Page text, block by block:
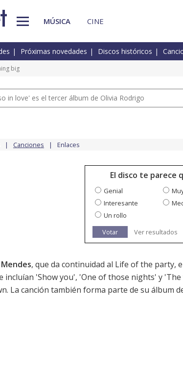
MÚSICA CINE
Próximas novedades Discos históricos
big
in love' es el tercer álbum de Olivia Rodrigo
Canciones Enlaces
El disco te parece
Genial
Interesante
Un rollo
Votar
Ver resultados
, que da continuidad al Life of the party,
incluían 'Show you', 'One of those nights' y
La canción también forma parte de su álbum